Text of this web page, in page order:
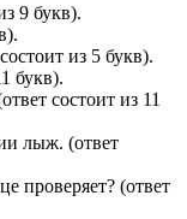
9 букв).
из 5 букв).
букв).
состоит из 11
лыж. (ответ
проверяет? (ответ